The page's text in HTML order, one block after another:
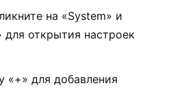
на «System» и
для открытия настроек
«+» для добавления